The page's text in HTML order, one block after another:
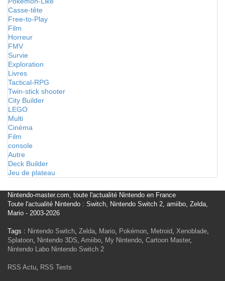
Casse-tête
Free-to-Play
Film
Horreur
FMV
Survie
Exploration
Livres
Tactical-RPG
Twin-stick shooter
City Builder
LEGO
Multi
Cinéma
Film
console
Autre
Deck Builder
Jeu de plateau
Nintendo-master.com, toute l'actualité Nintendo en France
Toute l'actualité Nintendo : Switch, Nintendo Switch 2, amiibo, Zelda,
Mario - 2003-2026
Tags : Nintendo Switch, Zelda, Mario, Pokémon, Metroid, Xenoblade,
Splatoon, Nintendo 3DS, Amiibo, My Nintendo, Cartoon Master,
Nintendo Labo Nintendo Switch 2
RSS Actu, RSS Tests